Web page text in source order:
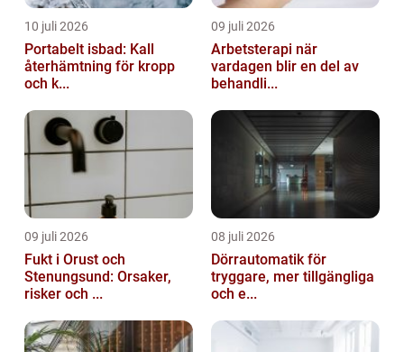
10 juli 2026
Portabelt isbad: Kall
återhämtning för kropp
och k...
09 juli 2026
Arbetsterapi när
vardagen blir en del av
behandli...
09 juli 2026
Fukt i Orust och
Stenungsund: Orsaker,
risker och ...
08 juli 2026
Dörrautomatik för
tryggare, mer tillgängliga
och e...